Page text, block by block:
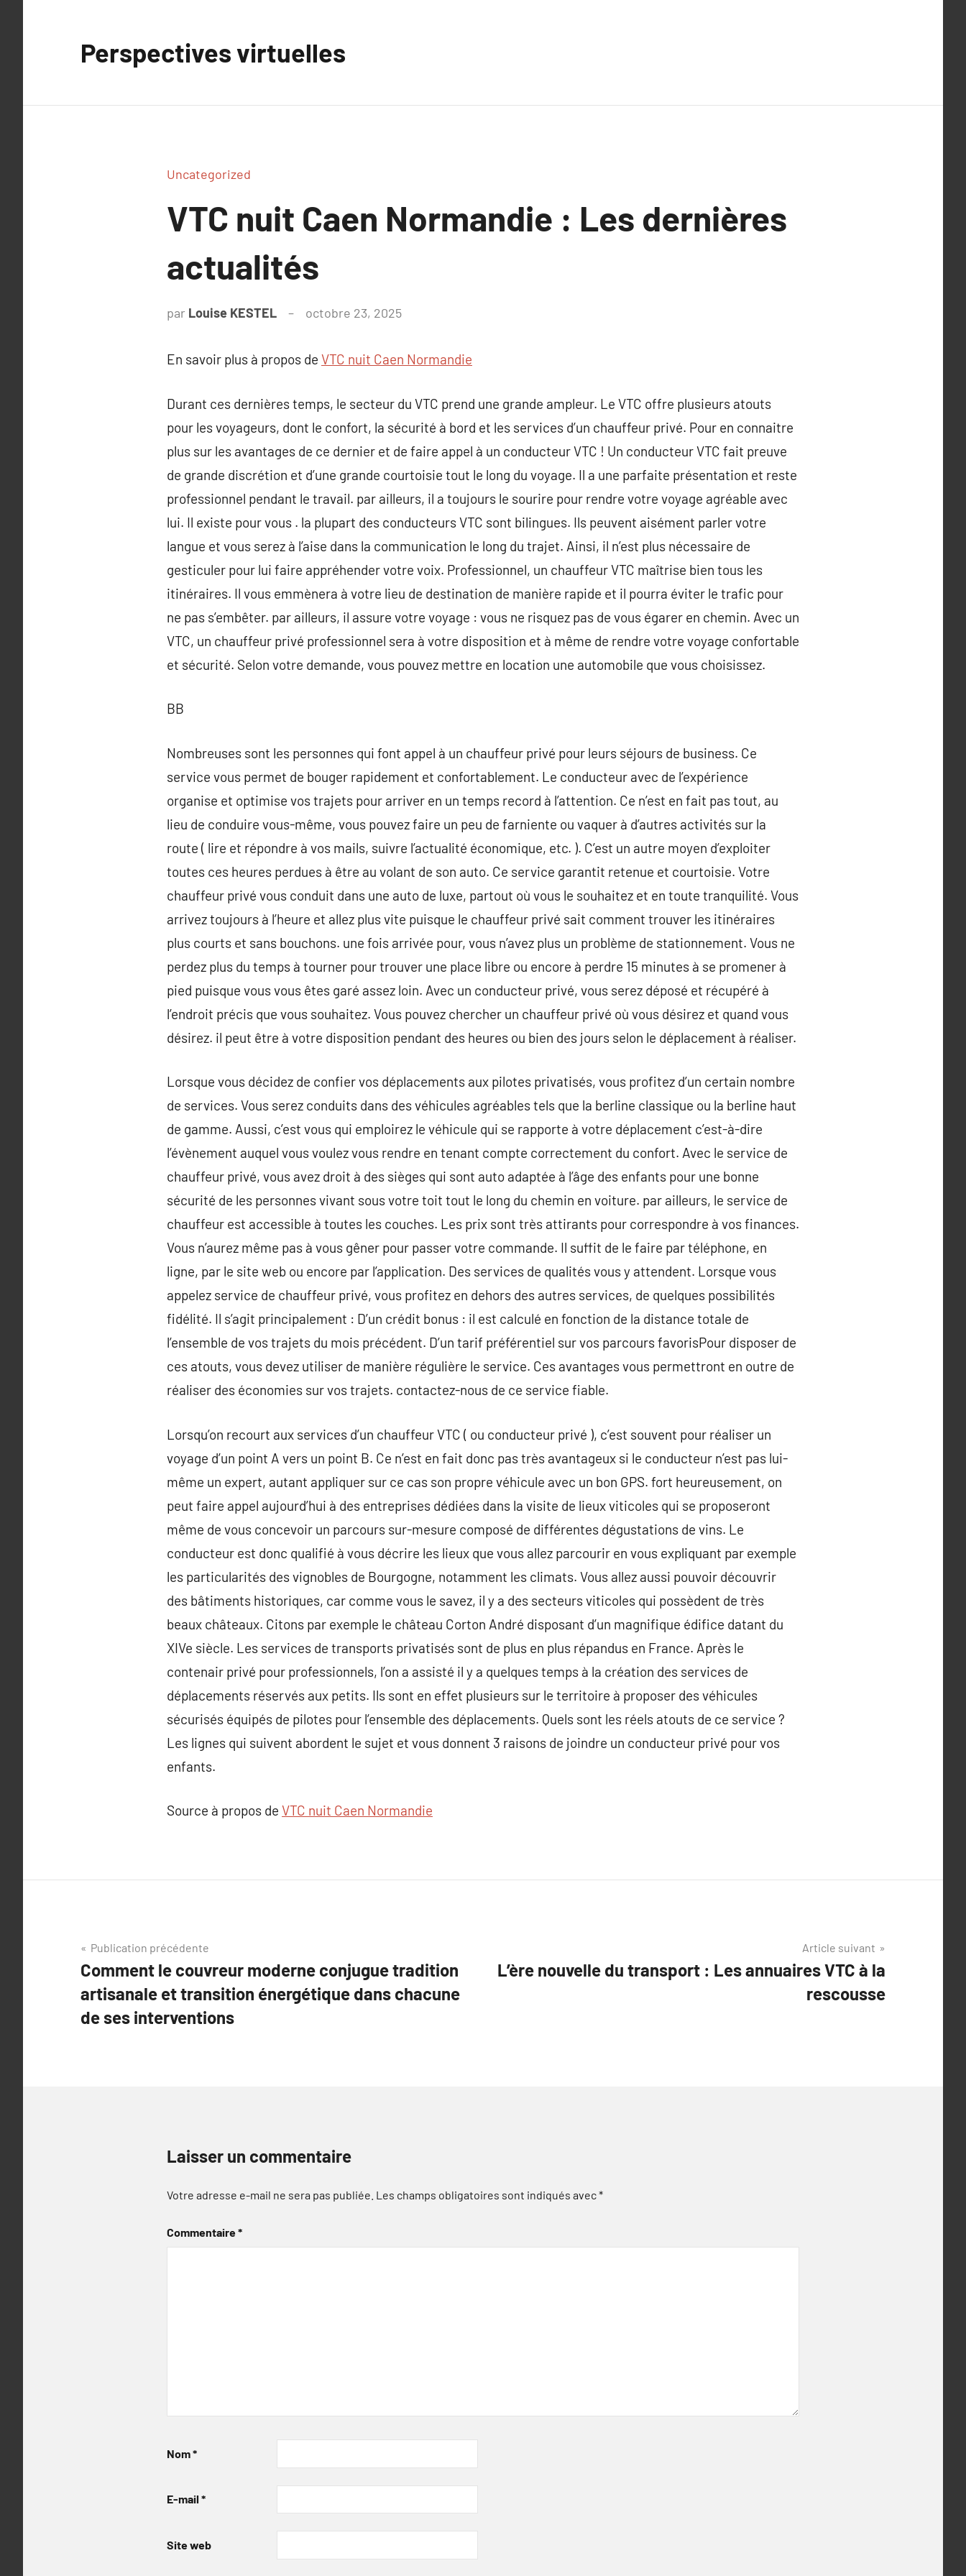
Perspectives virtuelles
Uncategorized
VTC nuit Caen Normandie : Les dernières
actualités
par Louise KESTEL octobre 23, 2025
En savoir plus à propos de VTC nuit Caen Normandie
Durant ces dernières temps, le secteur du VTC prend une grande ampleur. Le VTC offre plusieurs atouts
pour les voyageurs, dont le confort, la sécurité à bord et les services d’un chauffeur privé. Pour en connaitre
plus sur les avantages de ce dernier et de faire appel à un conducteur VTC ! Un conducteur VTC fait preuve
de grande discrétion et d’une grande courtoisie tout le long du voyage. Il a une parfaite présentation et reste
professionnel pendant le travail. par ailleurs, il a toujours le sourire pour rendre votre voyage agréable avec
lui. Il existe pour vous . la plupart des conducteurs VTC sont bilingues. Ils peuvent aisément parler votre
langue et vous serez à l’aise dans la communication le long du trajet. Ainsi, il n’est plus nécessaire de
gesticuler pour lui faire appréhender votre voix. Professionnel, un chauffeur VTC maîtrise bien tous les
itinéraires. Il vous emmènera à votre lieu de destination de manière rapide et il pourra éviter le trafic pour
ne pas s’embêter. par ailleurs, il assure votre voyage : vous ne risquez pas de vous égarer en chemin. Avec un
VTC, un chauffeur privé professionnel sera à votre disposition et à même de rendre votre voyage confortable
et sécurité. Selon votre demande, vous pouvez mettre en location une automobile que vous choisissez.
BB
Nombreuses sont les personnes qui font appel à un chauffeur privé pour leurs séjours de business. Ce
service vous permet de bouger rapidement et confortablement. Le conducteur avec de l’expérience
organise et optimise vos trajets pour arriver en un temps record à l’attention. Ce n’est en fait pas tout, au
lieu de conduire vous-même, vous pouvez faire un peu de farniente ou vaquer à d’autres activités sur la
route ( lire et répondre à vos mails, suivre l’actualité économique, etc. ). C’est un autre moyen d’exploiter
toutes ces heures perdues à être au volant de son auto. Ce service garantit retenue et courtoisie. Votre
chauffeur privé vous conduit dans une auto de luxe, partout où vous le souhaitez et en toute tranquilité. Vous
arrivez toujours à l’heure et allez plus vite puisque le chauffeur privé sait comment trouver les itinéraires
plus courts et sans bouchons. une fois arrivée pour, vous n’avez plus un problème de stationnement. Vous ne
perdez plus du temps à tourner pour trouver une place libre ou encore à perdre 15 minutes à se promener à
pied puisque vous vous êtes garé assez loin. Avec un conducteur privé, vous serez déposé et récupéré à
l’endroit précis que vous souhaitez. Vous pouvez chercher un chauffeur privé où vous désirez et quand vous
désirez. il peut être à votre disposition pendant des heures ou bien des jours selon le déplacement à réaliser.
Lorsque vous décidez de confier vos déplacements aux pilotes privatisés, vous profitez d’un certain nombre
de services. Vous serez conduits dans des véhicules agréables tels que la berline classique ou la berline haut
de gamme. Aussi, c’est vous qui emploirez le véhicule qui se rapporte à votre déplacement c’est-à-dire
l’évènement auquel vous voulez vous rendre en tenant compte correctement du confort. Avec le service de
chauffeur privé, vous avez droit à des sièges qui sont auto adaptée à l’âge des enfants pour une bonne
sécurité de les personnes vivant sous votre toit tout le long du chemin en voiture. par ailleurs, le service de
chauffeur est accessible à toutes les couches. Les prix sont très attirants pour correspondre à vos finances.
Vous n’aurez même pas à vous gêner pour passer votre commande. Il suffit de le faire par téléphone, en
ligne, par le site web ou encore par l’application. Des services de qualités vous y attendent. Lorsque vous
appelez service de chauffeur privé, vous profitez en dehors des autres services, de quelques possibilités
fidélité. Il s’agit principalement : D’un crédit bonus : il est calculé en fonction de la distance totale de
l’ensemble de vos trajets du mois précédent. D’un tarif préférentiel sur vos parcours favorisPour disposer de
ces atouts, vous devez utiliser de manière régulière le service. Ces avantages vous permettront en outre de
réaliser des économies sur vos trajets. contactez-nous de ce service fiable.
Lorsqu’on recourt aux services d’un chauffeur VTC ( ou conducteur privé ), c’est souvent pour réaliser un
voyage d’un point A vers un point B. Ce n’est en fait donc pas très avantageux si le conducteur n’est pas lui-
même un expert, autant appliquer sur ce cas son propre véhicule avec un bon GPS. fort heureusement, on
peut faire appel aujourd’hui à des entreprises dédiées dans la visite de lieux viticoles qui se proposeront
même de vous concevoir un parcours sur-mesure composé de différentes dégustations de vins. Le
conducteur est donc qualifié à vous décrire les lieux que vous allez parcourir en vous expliquant par exemple
les particularités des vignobles de Bourgogne, notamment les climats. Vous allez aussi pouvoir découvrir
des bâtiments historiques, car comme vous le savez, il y a des secteurs viticoles qui possèdent de très
beaux châteaux. Citons par exemple le château Corton André disposant d’un magnifique édifice datant du
XIVe siècle. Les services de transports privatisés sont de plus en plus répandus en France. Après le
contenair privé pour professionnels, l’on a assisté il y a quelques temps à la création des services de
déplacements réservés aux petits. Ils sont en effet plusieurs sur le territoire à proposer des véhicules
sécurisés équipés de pilotes pour l’ensemble des déplacements. Quels sont les réels atouts de ce service ?
Les lignes qui suivent abordent le sujet et vous donnent 3 raisons de joindre un conducteur privé pour vos
enfants.
Source à propos de VTC nuit Caen Normandie
Navigation
de
l’article
Publication précédente
Comment le couvreur moderne conjugue tradition
artisanale et transition énergétique dans chacune
de ses interventions
Article suivant
L’ère nouvelle du transport : Les annuaires VTC à la
rescousse
Laisser un commentaire
Votre adresse e-mail ne sera pas publiée. Les champs obligatoires sont indiqués avec*
Commentaire*
Nom*
E-mail *
Site web